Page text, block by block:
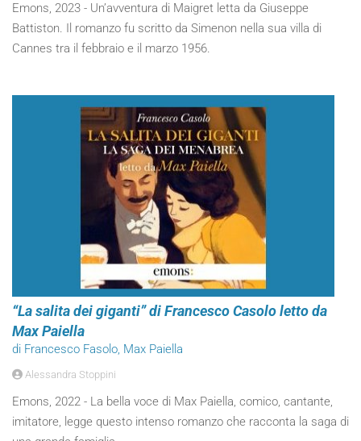
Emons, 2023 - Un’avventura di Maigret letta da Giuseppe
Battiston. Il romanzo fu scritto da Simenon nella sua villa di
Cannes tra il febbraio e il marzo 1956.
“La salita dei giganti” di Francesco Casolo letto da
Max Paiella
di Francesco Fasolo, Max Paiella
Alessandra Stoppini
Emons, 2022 - La bella voce di Max Paiella, comico, cantante,
imitatore, legge questo intenso romanzo che racconta la saga di